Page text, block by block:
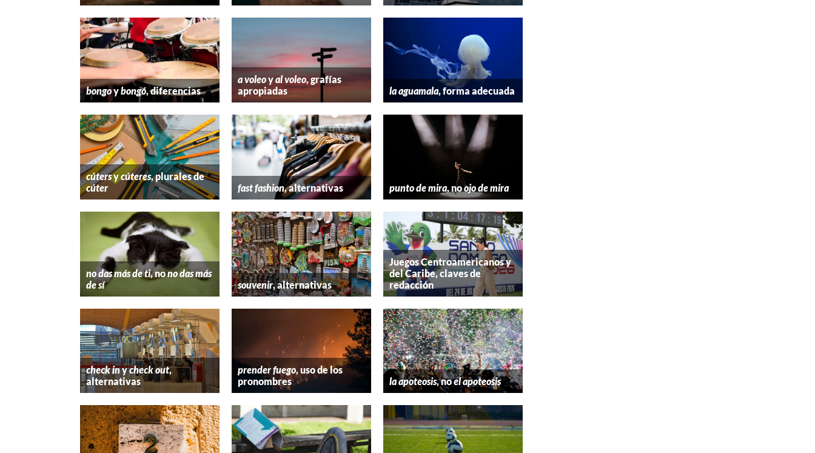
bongoybongó, diferencias
a voleoyal voleo, grafías
apropiadas
la aguamala, forma adecuada
cútersycúteres, plurales de
cúter
fast fashion, alternativas punto de mira, noojo de mira
no das más de ti, nono das más
de sí
souvenir, alternativas
Juegos Centroamericanos y
del Caribe, claves de
redacción
check inycheck out,
alternativas
prender fuego, uso de los
pronombres
la apoteosis, noel apoteosis